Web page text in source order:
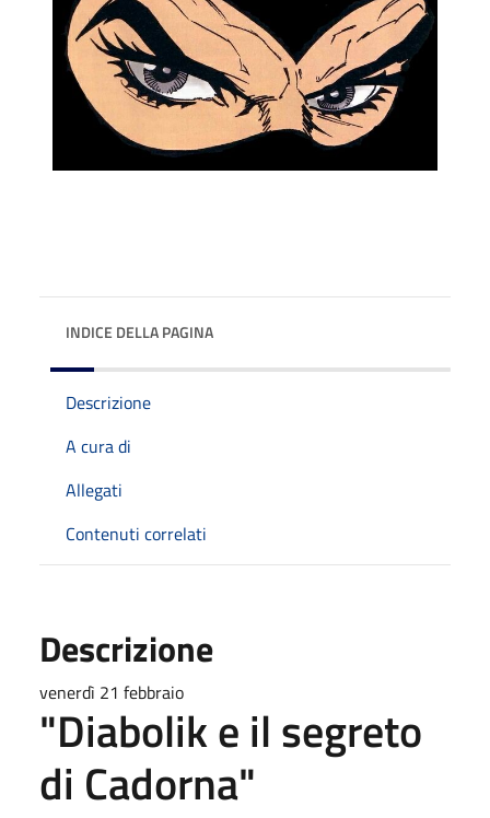
INDICE DELLA PAGINA
Descrizione
A cura di
Allegati
Contenuti correlati
Descrizione
venerdì 21 febbraio
"Diabolik e il segreto
di Cadorna"